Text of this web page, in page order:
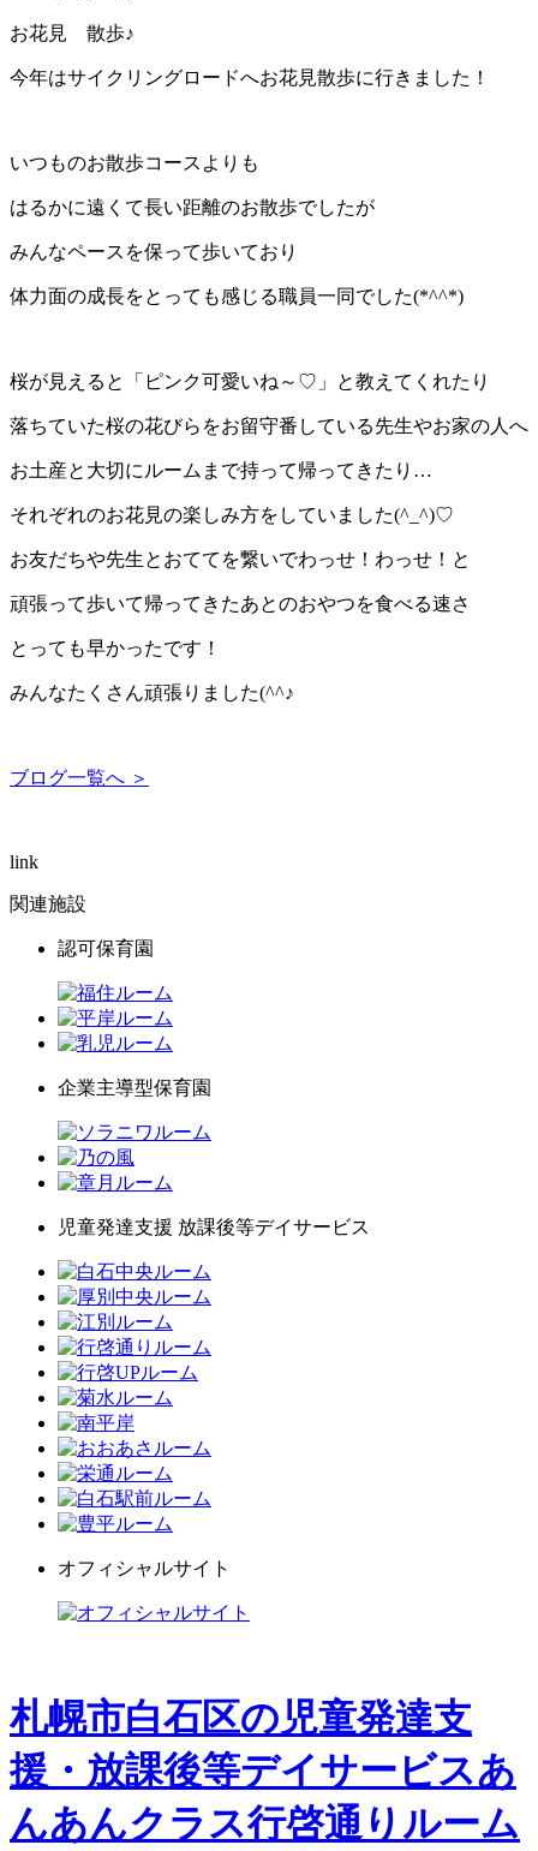
お花見 散歩♪
今年はサイクリングロードへお花見散歩に行きました！
いつものお散歩コースよりも
はるかに遠くて長い距離のお散歩でしたが
みんなペースを保って歩いており
体力面の成長をとっても感じる職員一同でした(*^^*)
桜が見えると「ピンク可愛いね～♡」と教えてくれたり
落ちていた桜の花びらをお留守番している先生やお家の人へ
お土産と大切にルームまで持って帰ってきたり…
それぞれのお花見の楽しみ方をしていました(^_^)♡
お友だちや先生とおててを繋いでわっせ！わっせ！と
頑張って歩いて帰ってきたあとのおやつを食べる速さ
とっても早かったです！
みんなたくさん頑張りました(^^♪
ブログ一覧へ ＞
link
関連施設
認可保育園
企業主導型保育園
児童発達支援 放課後等デイサービス
オフィシャルサイト
札幌市白石区の児童発達支
援・放課後等デイサービスあ
んあんクラス行啓通りルーム